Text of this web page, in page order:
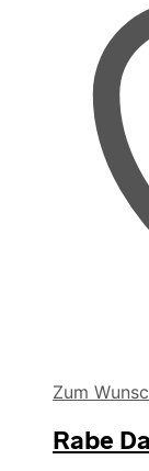
Zum
Rabe